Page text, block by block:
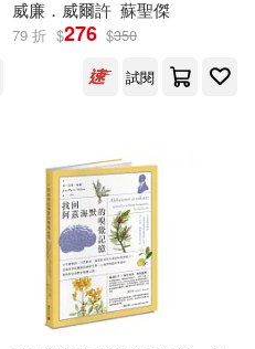
和泉あや(30)
(198)
威廉 ．威爾許 蘇聖傑
79 折 $276 $350
試閱